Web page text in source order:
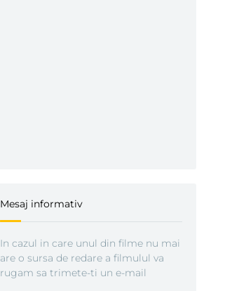
Mesaj informativ
In cazul in care unul din filme nu mai
are o sursa de redare a filmulul va
rugam sa trimete-ti un e-mail